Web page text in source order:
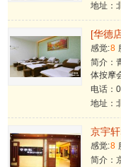
地址：
[华德
感觉:8
简介：
体按摩
电话：
地址：
京宇
感觉:8
简介：